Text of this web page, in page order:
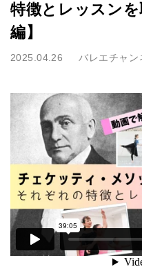
特徴とレッスン
編】
2025.04.26 バレエチャン